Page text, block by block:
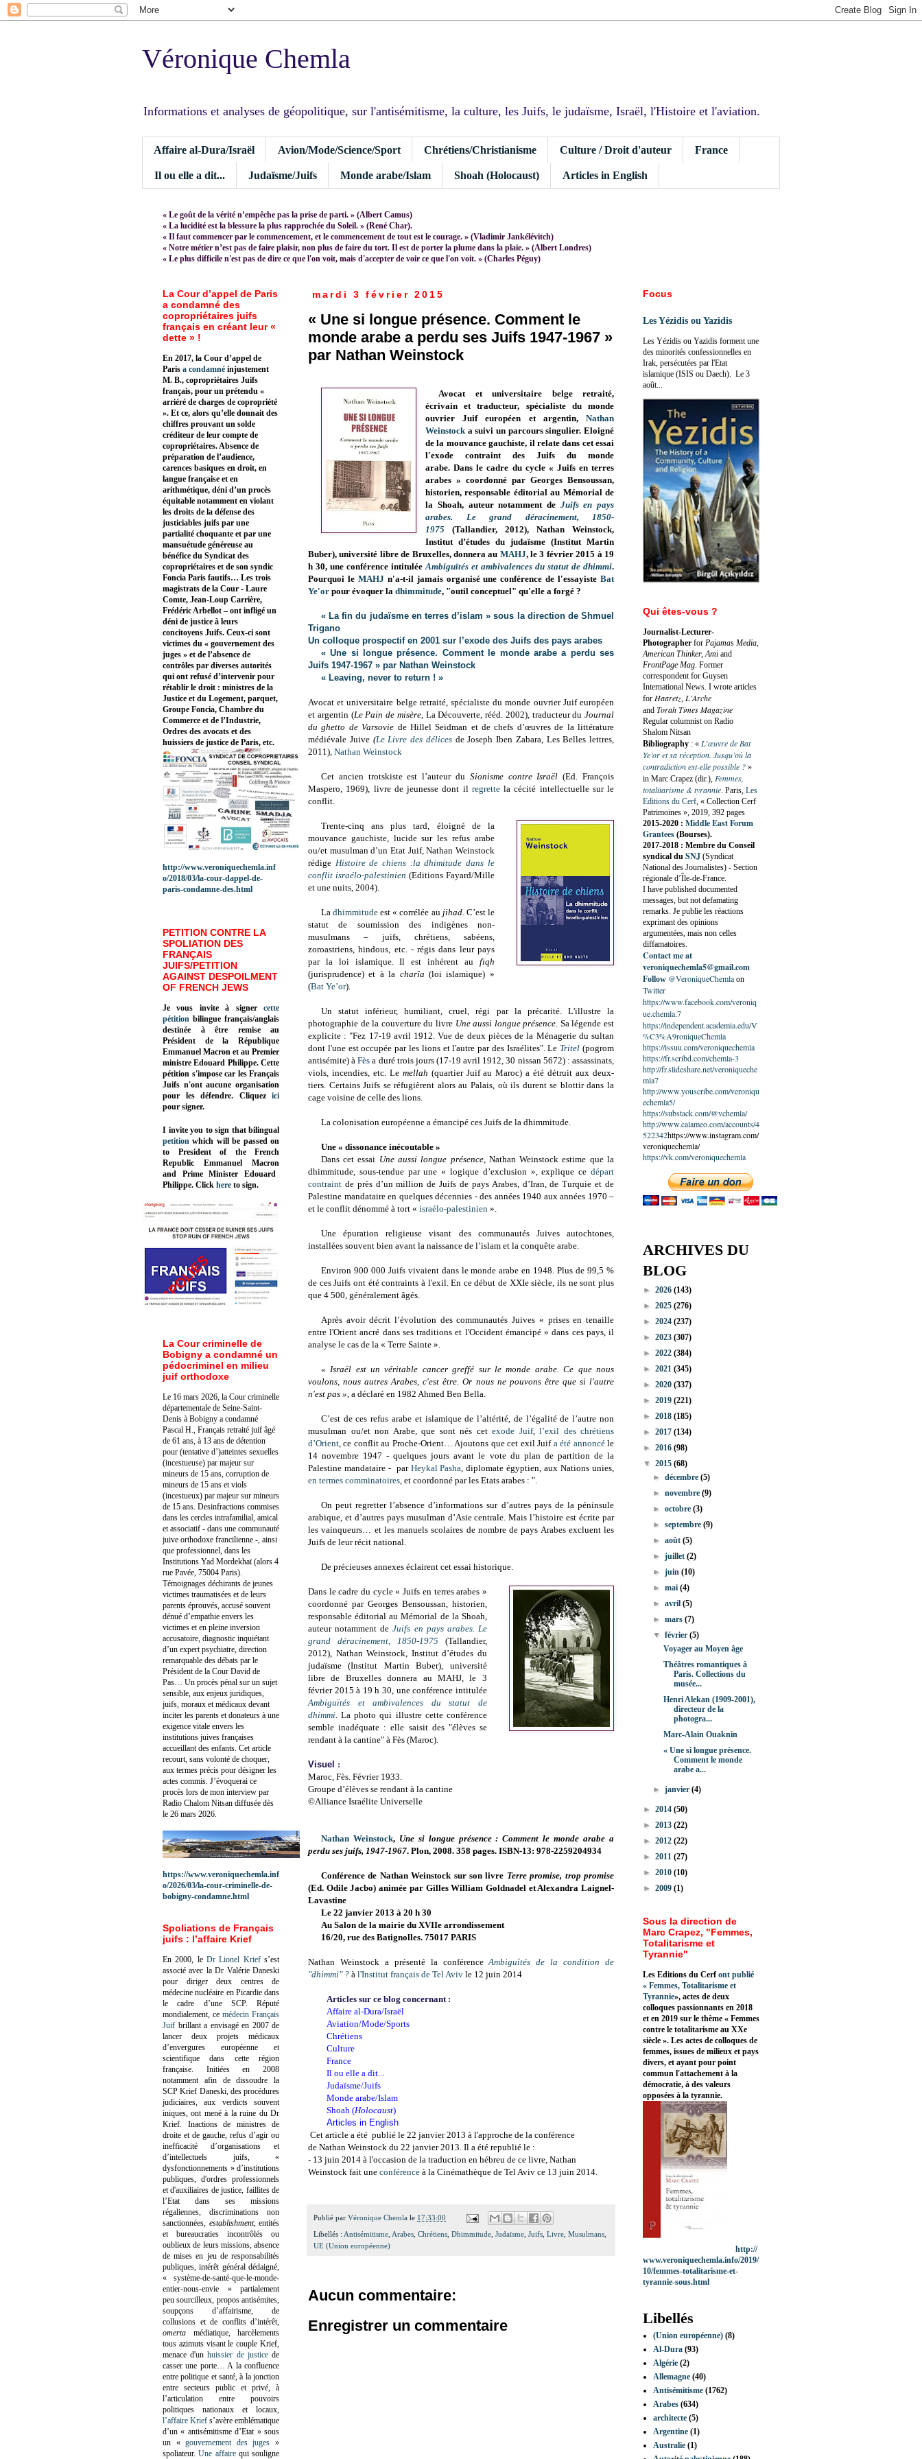
Véronique Chemla
Informations et analyses de géopolitique, sur l'antisémitisme, la culture, les Juifs, le judaïsme, Israël, l'Histoire et l'aviation.
Affaire al-Dura/Israël Avion/Mode/Science/Sport Chrétiens/Christianisme Culture / Droit d'auteur France
Il ou elle a dit... Judaïsme/Juifs Monde arabe/Islam Shoah (Holocaust) Articles in English
« Le goût de la vérité n’empêche pas la prise de parti. » (Albert Camus)
« La lucidité est la blessure la plus rapprochée du Soleil. » (René Char).
« Il faut commencer par le commencement, et le commencement de tout est le courage. » (Vladimir Jankélévitch)
« Notre métier n’est pas de faire plaisir, non plus de faire du tort. Il est de porter la plume dans la plaie. » (Albert Londres)
« Le plus difficile n'est pas de dire ce que l'on voit, mais d'accepter de voir ce que l'on voit. » (Charles Péguy)
mardi 3 février 2015
« Une si longue présence. Comment le
monde arabe a perdu ses Juifs 1947-1967 »
par Nathan Weinstock
Avocat et universitaire belge retraité,
écrivain et traducteur, spécialiste du monde
ouvrier Juif européen et argentin, Nathan
Weinstocka suivi un parcours singulier. Eloigné
de la mouvance gauchiste, il relate dans cet essai
l'exode contraint des Juifs du monde
arabe.Dans le cadre du cycle « Juifs en terres
arabes » coordonné par Georges Bensoussan,
historien, responsable éditorial au Mémorial de
la Shoah, auteur notamment de Juifs en pays
arabes. Le grand déracinement, 1850-
1975
(Tallandier, 2012), Nathan Weinstock,
Institut d’études du judaïsme (Institut Martin
Buber), université libre de Bruxelles, donnera au MAHJ, le 3 février 2015 à 19
h 30, une conférence intituléeAmbiguïtés et ambivalences du statut de dhimmi.
Pourquoi le MAHJ n'a-t-il jamais organisé une conférence de l'essayisteBat
Ye'or pour évoquer la dhimmitude, "outil conceptuel" qu'elle a forgé ?
« La fin du judaïsme en terres d’islam » sous la direction de Shmuel
Trigano
Un colloque prospectif en 2001 sur l’exode des Juifs des pays arabes
« Une si longue présence. Comment le monde arabe a perdu ses
Juifs 1947-1967 » par Nathan Weinstock
« Leaving, never to return ! »
Avocat et universitaire belge retraité, spécialiste du monde ouvrier Juif européen
et argentin (Le Pain de misère, La Découverte, rééd. 2002), traducteur du Journal
du ghetto de Varsovie de Hillel Seidman et de chefs d’œuvres de la littérature
médiévale Juive (Le Livre des délicesde Joseph Iben Zabara, Les Belles lettres,
2011), Nathan Weinstock
Cet ancien trotskiste est l’auteur du Sionisme contre Israël(Ed. François
Maspero, 1969), livre de jeunesse dont il regrettela cécité intellectuelle sur le
conflit.
Trente-cinq ans plus tard, éloigné de la
mouvance gauchiste, lucide sur les refus arabe
ou/et musulman d’un Etat Juif, Nathan Weinstock
rédige Histoire de chiens :la dhimitude dans le
conflit israélo-palestinien (Editions Fayard/Mille
et une nuits, 2004).
Ladhimmitude est « corrélée au jihad. C’est le
statut de soumission des indigènes non-
musulmans – juifs, chrétiens, sabéens,
zoroastriens, hindous, etc. - régis dans leur pays
par la loi islamique. Il est inhérent au fiqh
(jurisprudence) et à la charîa (loi islamique) »
(Bat Ye’or).
Un statut inférieur, humiliant, cruel, régi par la précarité. L'illustre la
photographie de la couverture du livre Une aussi longue présence. Sa légende est
explicite : "Fez 17-19 avril 1912. Vue de deux pièces de la Ménagerie du sultan
dont l'une est occupée par les lions et l'autre par des Israélites". Le Tritel (pogrom
antisémite) àFès a duré trois jours (17-19 avril 1912, 30 nissan 5672) : assassinats,
viols, incendies, etc. Le mellah (quartier Juif au Maroc) a été détruit aux deux-
tiers. Certains Juifs se réfugièrent alors au Palais, où ils durent se blottir dans la
cage voisine de celle des lions.
La colonisation européenne a émancipé ces Juifs de la dhimmitude.
Une « dissonance inécoutable »
Dans cet essai Une aussi longue présence, Nathan Weinstock estime que la
dhimmitude, sous-tendue par une « logique d’exclusion », explique ce départ
contraint de près d’un million de Juifs de pays Arabes, d’Iran, de Turquie et de
Palestine mandataire en quelques décennies - des années 1940 aux années 1970 –
et le conflit dénommé à tort « israélo-palestinien ».
Une épuration religieuse visant des communautés Juives autochtones,
installées souvent bien avant la naissance de l’islam et la conquête arabe.
Environ 900 000 Juifs vivaient dans le monde arabe en 1948. Plus de 99,5 %
de ces Juifs ont été contraints à l'exil. En ce début de XXIe siècle, ils ne sont plus
que 4 500, généralement âgés.
Après avoir décrit l’évolution des communautés Juives « prises en tenaille
entre l'Orient ancré dans ses traditions et l'Occident émancipé » dans ces pays, il
analyse le cas de la « Terre Sainte ».
« Israël est un véritable cancer greffé sur le monde arabe. Ce que nous
voulons, nous autres Arabes, c'est être. Or nous ne pouvons être que si l'autre
n'est pas », a déclaré en 1982 Ahmed Ben Bella.
C’est de ces refus arabe et islamique de l’altérité, de l’égalité de l’autre non
musulman ou/et non Arabe, que sont nés cet exode Juif, l’exil des chrétiens
d’Orient, ce conflit au Proche-Orient… Ajoutons que cet exil Juif a été annoncéle
14 novembre 1947 - quelques jours avant le vote du plan de partition de la
Palestine mandataire - par Heykal Pasha, diplomate égyptien, aux Nations unies,
en termes comminatoires, et coordonné par les Etats arabes : ".
On peut regretter l’absence d’informations sur d’autres pays de la péninsule
arabique, et d’autres pays musulman d’Asie centrale. Mais l’histoire est écrite par
les vainqueurs… et les manuels scolaires de nombre de pays Arabes excluent les
Juifs de leur récit national.
De précieuses annexes éclairent cet essai historique.
Dans le cadre du cycle « Juifs en terres arabes »
coordonné par Georges Bensoussan, historien,
responsable éditorial au Mémorial de la Shoah,
auteur notamment deJuifs en pays arabes. Le
grand déracinement, 1850-1975
(Tallandier,
2012), Nathan Weinstock, Institut d’études du
judaïsme (Institut Martin Buber), université
libre de Bruxelles donnera au MAHJ, le 3
février 2015 à 19 h 30, une conférence intitulée
Ambiguïtés et ambivalences du statut de
dhimmi. La photo qui illustre cette conférence
semble inadéquate : elle saisit des "élèves se
rendant à la cantine" à Fès (Maroc).
Visuel :
Maroc, Fès. Février 1933.
Groupe d’élèves se rendant à la cantine
©Alliance Israélite Universelle
Nathan Weinstock, Une si longue présence : Comment le monde arabe a
perdu ses juifs, 1947-1967. Plon, 2008. 358 pages. ISBN-13: 978-2259204934
Conférence de Nathan Weinstock sur son livre Terre promise, trop promise
(Ed. Odile Jacbo)animée par Gilles William Goldnadel et Alexandra Laignel-
Lavastine
Le 22 janvier 2013 à 20 h 30
Au Salon de la mairie du XVIIe arrondissement
16/20, rue des Batignolles. 75017 PARIS
Nathan Weinstock a présenté la conférenceAmbiguïtés de la condition de
"dhimmi" ? à l'Institut français de Tel Aviv le 12 juin 2014
Articles sur ce blog concernant :
Affaire al-Dura/Israël
Aviation/Mode/Sports
Chrétiens
Culture
France
Il ou elle a dit...
Judaïsme/Juifs
Monde arabe/Islam
Shoah (Holocaust)
Articles in English
Cet article a été publié le 22 janvier 2013 à l'approche de la conférence
de Nathan Weinstock du 22 janvier 2013. Il a été republié le :
- 13 juin 2014 à l'occasion de la traduction en hébreu de ce livre, Nathan
Weinstock fait une conférence à la Cinémathèque de Tel Aviv ce 13 juin 2014.
Publié par Véronique Chemla le 17:33:00
Libellés : Antisémitisme, Arabes, Chrétiens, Dhimmitude, Judaïsme, Juifs, Livre, Musulmans,
UE (Union européenne)
Aucun commentaire:
Enregistrer un commentaire
La Cour d’appel de Paris
a condamné des
copropriétaires juifs
français en créant leur «
dette » !
En 2017, la Cour d’appel de
Paris a condamné injustement
M. B., copropriétaires Juifs
français, pour un prétendu «
arriéré de charges de copropriété
». Et ce, alors qu’elle donnait des
chiffres prouvant un solde
créditeur de leur compte de
copropriétaires. Absence de
préparation de l’audience,
carences basiques en droit, en
langue française et en
arithmétique, déni d’un procès
équitable notamment en violant
les droits de la défense des
justiciables juifs par une
partialité choquante et par une
mansuétude généreuse au
bénéfice du Syndicat des
copropriétaires et de son syndic
Foncia Paris fautifs… Les trois
magistrats de la Cour - Laure
Comte, Jean-Loup Carrière,
Frédéric Arbellot – ont infligé un
déni de justice à leurs
concitoyens Juifs. Ceux-ci sont
victimes du « gouvernement des
juges » et de l’absence de
contrôles par diverses autorités
qui ont refusé d’intervenir pour
rétablir le droit : ministres de la
Justice et du Logement, parquet,
Groupe Foncia, Chambre du
Commerce et de l’Industrie,
Ordres des avocats et des
huissiers de justice de Paris, etc.
http://www.veroniquechemla.inf
o/2018/03/la-cour-dappel-de-
paris-condamne-des.html
PETITION CONTRE LA
SPOLIATION DES
FRANÇAIS
JUIFS/PETITION
AGAINST DESPOILMENT
OF FRENCH JEWS
Je vous invite à signer cette
pétition bilingue français/anglais
destinée à être remise au
Président de la République
Emmanuel Macron et au Premier
ministre Edouard Philippe. Cette
pétition s'impose car les Français
Juifs n'ont aucune organisation
pour les défendre. Cliquez
ici
pour signer.
I invite you to sign that bilingual
petition which will be passed on
to President of the French
Republic Emmanuel Macron
and Prime Minister Edouard
Philippe. Click here to sign.
La Cour criminelle de
Bobigny a condamné un
pédocriminel en milieu
juif orthodoxe
Le 16 mars 2026, la Cour criminelle
départementale de Seine-Saint-
Denis à Bobigny a condamné
Pascal H., Français retraité juif âgé
de 61 ans, à 13 ans de détention
pour (tentative d’)atteintes sexuelles
(incestueuse) par majeur sur
mineurs de 15 ans, corruption de
mineurs de 15 ans et viols
(incestueux) par majeur sur mineurs
de 15 ans. Desinfractions commises
dans les cercles intrafamilial, amical
et associatif - dans une communauté
juive orthodoxe francilienne -, ainsi
que professionnel, dans les
Institutions Yad Mordekhaï (alors 4
rue Pavée, 75004 Paris).
Témoignages déchirants de jeunes
victimes traumatisées et de leurs
parents éprouvés, accusé souvent
dénué d’empathie envers les
victimes et en pleine inversion
accusatoire, diagnostic inquiétant
d’un expert psychiatre, direction
remarquable des débats par le
Président de la Cour David de
Pas… Un procès pénal sur un sujet
sensible, aux enjeux juridiques,
juifs, moraux et médicaux devant
inciter les parents et donateurs à une
exigence vitale envers les
institutions juives françaises
accueillant des enfants. Cet article
recourt, sans volonté de choquer,
aux termes précis pour désigner les
actes commis. J’évoquerai ce
procès lors de mon interview par
Radio Chalom Nitsan diffusée dès
le 26 mars 2026.
https://www.veroniquechemla.inf
o/2026/03/la-cour-criminelle-de-
bobigny-condamne.html
Spoliations de Français
juifs : l’affaire Krief
En 2000, le Dr Lionel Kriefs’est
associé avec la Dr Valérie Daneski
pour diriger deux centres de
médecine nucléaire en Picardie dans
le cadre d’une SCP. Réputé
mondialement, ce médecin Français
Juif brillant a envisagé en 2007 de
lancer deux projets médicaux
d’envergures européenne et
scientifique dans cette région
française. Initiées en 2008
notamment afin de dissoudre la
SCP Krief Daneski, des procédures
judiciaires, aux verdicts souvent
iniques, ont mené à la ruine du Dr
Krief. Inactions de ministres de
droite et de gauche, refus d’agir ou
inefficacité d’organisations et
d’intellectuels juifs, «
dysfonctionnements » d’institutions
publiques, d'ordres professionnels
et d'auxiliaires de justice, faillites de
l’Etat dans ses missions
régaliennes, discriminations non
sanctionnées, establishment, entités
et bureaucraties incontrôlés ou
oublieux de leurs missions, absence
de mises en jeu de responsabilités
publiques, intérêt général dédaigné,
« système-de-santé-que-le-monde-
entier-nous-envie » partialement
peu sourcilleux, propos antisémites,
soupçons d’affairisme, de
collusions et de conflits d’intérêt,
omerta médiatique, harcèlements
tous azimuts visant le couple Krief,
menace d'unhuissier de justicede
casser une porte… A la confluence
entre politique et santé, à la jonction
entre secteurs public et privé, à
l’articulation entre pouvoirs
politiques nationaux et locaux,
l’affaire Krief s’avère emblématique
d’un « antisémitisme d’Etat » sous
un «gouvernement des juges »
spoliateur.Une affairequi souligne
Focus
Les Yézidis ou Yazidis
Les Yézidis ou Yazidis forment une
des minorités confessionnelles en
Irak, persécutées par l'Etat
islamique (ISIS ou Daech). Le 3
août...
Qui êtes-vous ?
Journalist-Lecturer-
Photographer for Pajamas Media,
American Thinker, Ami and
FrontPage Mag. Former
correspondent for Guysen
International News. I wrote articles
for Haaretz, L'Arche
and Torah Times Magazine
Regular columnist on Radio
Shalom Nitsan
Bibliography : « L’œuvre de Bat
Ye’or et sa réception. Jusqu’où la
contradiction est-elle possible ? »
in Marc Crapez (dir.), Femmes,
totalitarisme & tyrannie. Paris, Les
Editions du Cerf, « Collection Cerf
Patrimoines », 2019, 392 pages
2015-2020 : Middle East Forum
Grantees (Bourses).
2017-2018 : Membre du Conseil
syndical du SNJ (Syndicat
National des Journalistes) - Section
régionale d’Île-de-France.
I have published documented
messages, but not defamating
remarks. Je publie les réactions
exprimant des opinions
argumentées, mais non celles
diffamatoires.
Contact me at
veroniquechemla5@gmail.com
Follow @VeroniqueChemlaon
Twitter
https://www.facebook.com/veroniq
ue.chemla.7
https://independent.academia.edu/V
%C3%A9roniqueChemla
https://issuu.com/veroniquechemla
https://fr.scribd.com/chemla-3
http://fr.slideshare.net/veroniqueche
mla7
http://www.youscribe.com/veroniqu
echemla5/
https://substack.com/@vchemla/
http://www.calameo.com/accounts/4
522342https://www.instagram.com/
veroniquechemla/
https://vk.com/veroniquechemla
ARCHIVES DU
BLOG
► 2026 (143)
► 2025 (276)
► 2024 (237)
► 2023 (307)
► 2022 (384)
► 2021 (345)
► 2020 (337)
► 2019 (221)
► 2018 (185)
► 2017 (134)
► 2016 (98)
▼ 2015 (68)
►décembre(5)
►novembre(9)
►octobre(3)
►septembre(9)
►août(5)
►juillet(2)
►juin(10)
►mai(4)
►avril(5)
►mars(7)
▼février(5)
Voyager au Moyen âge
Théâtres romantiques à
Paris. Collections du
musée...
Henri Alekan (1909-2001),
directeur de la
photogra...
Marc-Alain Ouaknin
« Une si longue présence.
Comment le monde
arabe a...
►janvier(4)
► 2014 (50)
► 2013 (22)
► 2012 (22)
► 2011 (27)
► 2010 (10)
► 2009 (1)
Sous la direction de
Marc Crapez, "Femmes,
Totalitarisme et
Tyrannie"
Les Editions du Cerfont publié
« Femmes, Totalitarisme et
Tyrannie», actes de deux
colloques passionnants en 2018
et en 2019 sur le thème « Femmes
contre le totalitarisme au XXe
siècle ». Les actes de colloques de
femmes, issues de milieux et pays
divers, et ayant pour point
commun l'attachement à la
démocratie, à des valeurs
opposées à la tyrannie.
http://
www.veroniquechemla.info/2019/
10/femmes-totalitarisme-et-
tyrannie-sous.html
Libellés
(Union européenne) (8)
Al-Dura (93)
Algérie (2)
Allemagne (40)
Antisémitisme (1762)
Arabes (634)
architecte (5)
Argentine (1)
Australie (1)